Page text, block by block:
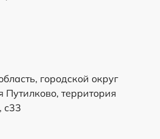
городской округ
Путилково, территория
с33